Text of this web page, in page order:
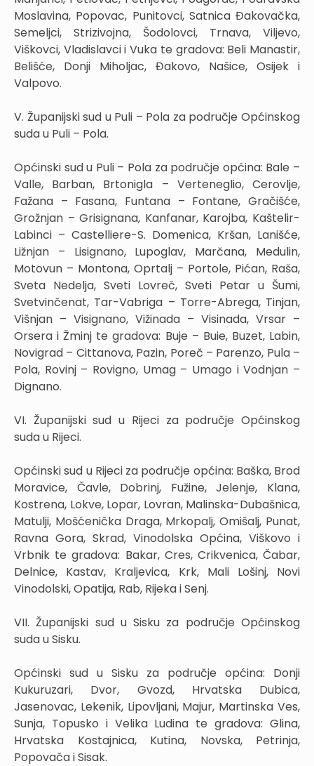
Moslavina, Popovac, Punitovci, Satnica Đakovačka,
Semeljci, Strizivojna, Šodolovci, Trnava, Viljevo,
Viškovci, Vladislavci i Vuka te gradova: Beli Manastir,
Belišće, Donji Miholjac, Đakovo, Našice, Osijek i
Valpovo.
V. Županijski sud u Puli – Pola za područje Općinskog
suda u Puli – Pola.
Općinski sud u Puli – Pola za područje općina: Bale –
Valle, Barban, Brtonigla – Verteneglio, Cerovlje,
Fažana – Fasana, Funtana – Fontane, Gračišće,
Grožnjan – Grisignana, Kanfanar, Karojba, Kaštelir-
Labinci – Castelliere-S. Domenica, Kršan, Lanišće,
Ližnjan – Lisignano, Lupoglav, Marčana, Medulin,
Motovun – Montona, Oprtalj – Portole, Pićan, Raša,
Sveta Nedelja, Sveti Lovreč, Sveti Petar u Šumi,
Svetvinčenat, Tar-Vabriga – Torre-Abrega, Tinjan,
Višnjan – Visignano, Vižinada – Visinada, Vrsar –
Orsera i Žminj te gradova: Buje – Buie, Buzet, Labin,
Novigrad – Cittanova, Pazin, Poreč – Parenzo, Pula –
Pola, Rovinj – Rovigno, Umag – Umago i Vodnjan –
Dignano.
VI. Županijski sud u Rijeci za područje Općinskog
suda u Rijeci.
Općinski sud u Rijeci za područje općina: Baška, Brod
Moravice, Čavle, Dobrinj, Fužine, Jelenje, Klana,
Kostrena, Lokve, Lopar, Lovran, Malinska-Dubašnica,
Matulji, Mošćenička Draga, Mrkopalj, Omišalj, Punat,
Ravna Gora, Skrad, Vinodolska Općina, Viškovo i
Vrbnik te gradova: Bakar, Cres, Crikvenica, Čabar,
Delnice, Kastav, Kraljevica, Krk, Mali Lošinj, Novi
Vinodolski, Opatija, Rab, Rijeka i Senj.
VII. Županijski sud u Sisku za područje Općinskog
suda u Sisku.
Općinski sud u Sisku za područje općina: Donji
Kukuruzari, Dvor, Gvozd, Hrvatska Dubica,
Jasenovac, Lekenik, Lipovljani, Majur, Martinska Ves,
Sunja, Topusko i Velika Ludina te gradova: Glina,
Hrvatska Kostajnica, Kutina, Novska, Petrinja,
Popovača i Sisak.